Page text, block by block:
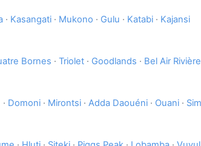
· Kasangati · Mukono · Gulu · Katabi · Kajansi
Bornes · Triolet · Goodlands · Bel Air
· Domoni · Mirontsi · Adda Daouéni · Ouani ·